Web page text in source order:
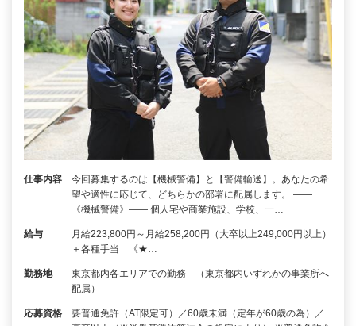
仕事内容
今回募集するのは【機械警備】と【警備輸送】。あなたの希
望や適性に応じて、どちらかの部署に配属します。 ――
《機械警備》―― 個人宅や商業施設、学校、一…
給与
月給223,800円～月給258,200円（大卒以上249,000円以上）
＋各種手当 《★…
勤務地
東京都内各エリアでの勤務 （東京都内いずれかの事業所へ
配属）
応募資格
要普通免許（AT限定可）／60歳未満（定年が60歳の為）／